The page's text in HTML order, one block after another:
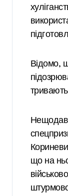
Відомо,
тривають
що на